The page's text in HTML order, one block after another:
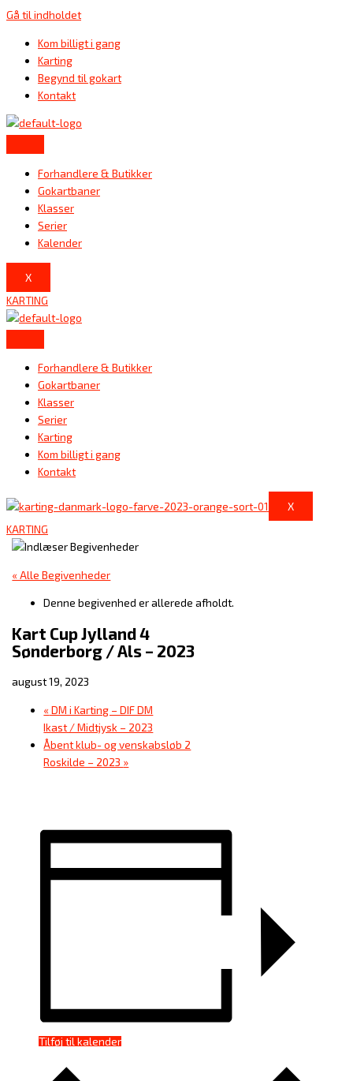
Gå til indholdet
Kom billigt i gang
Karting
Begynd til gokart
Kontakt
Forhandlere & Butikker
Gokartbaner
Klasser
Serier
Kalender
X
KARTING
Forhandlere & Butikker
Gokartbaner
Klasser
Serier
Karting
Kom billigt i gang
Kontakt
X
KARTING
« Alle Begivenheder
Denne begivenhed er allerede afholdt.
Kart Cup Jylland 4
Sønderborg / Als – 2023
august 19, 2023
« DM i Karting – DIF DM
Ikast / Midtjysk – 2023
Åbent klub- og venskabsløb 2
Roskilde – 2023 »
Tilføj til kalender